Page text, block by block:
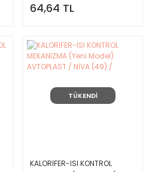
64,64 TL
TÜKENDİ
KALORİFER-ISI KONTROL